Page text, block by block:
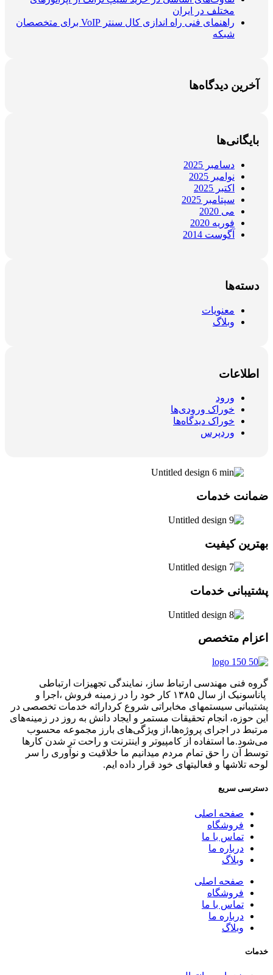
مختلف در ایران
راهنمای فنی راه اندازی کال سنتر VoIP برای متخصصان
شبکه
آخرین دیدگاه‌ها
بایگانی‌ها
دسامبر 2025
نوامبر 2025
اکتبر 2025
سپتامبر 2025
می 2020
فوریه 2020
آگوست 2014
دسته‌ها
معنویات
وبلاگ
اطلاعات
ورود
خوراک ورودی‌ها
خوراک دیدگاه‌ها
وردپرس
ضمانت خدمات
بهترین کیفیت
پشتیبانی خدمات
اعزام متخصص
گروه فنی مهندسی ارتباط ساز، نمایندگی تجهیزات ارتباطی
پاناسونیک از سال ۱۳۸۵ کار خود را در زمینه فروش ،اجرا و
پشتیبانی سیستمهای مخابراتی شروع کردارائه خدمات تخصصی در
این حوزه، انجام تحقیقات مستمر و ایجاد دانش به‌ روز در زمینه‌های
مرتبط در اجرای پروژه‌ها،از ویژگی‌های بارز مجموعه محسوب
می‌شود.ما استفاده از کامپیوتر و اینترنت و راحت تر شدن کارها
توسط آن را حق تمام مردم میدانیم ما خلاقیت و نوآوری را سر
لوحه تلاشها و فعالیتهای خود قرار داده ایم.
دسترسی سریع
صفحه اصلی
فروشگاه
تماس با ما
درباره ما
وبلاگ
صفحه اصلی
فروشگاه
تماس با ما
درباره ما
وبلاگ
خدمات